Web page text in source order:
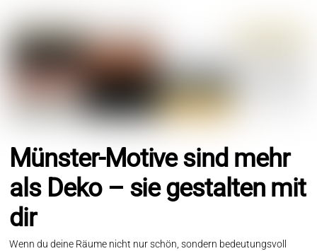
Münster-Motive sind mehr
als Deko – sie gestalten mit
dir
Wenn du deine Räume nicht nur schön, sondern bedeutungsvoll